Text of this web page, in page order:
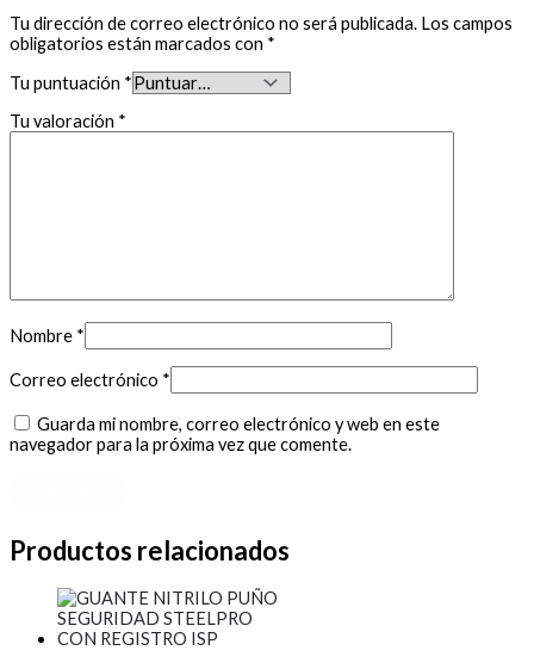
Tu dirección de correo electrónico no será publicada. Los campos
obligatorios están marcados con *
Tu puntuación *
Tu valoración *
Nombre *
Correo electrónico *
Guarda mi nombre, correo electrónico y web en este
navegador para la próxima vez que comente.
Productos relacionados